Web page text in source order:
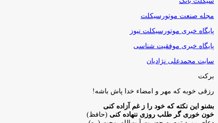
مجله صنعت موتورسیکلت
پایگاه خبری موتورسیکلت نیوز
پایگاه خبری موفقیت شناسی
سایت محمدعلی نژادیان
برکت
رزقی خوبه كه مهر و امضاء خدا پاش باشه!
بشنو این نکته که خود را ز غم آزاده کنی
خون خوری گر طلب روزی ننهاده کنی (حافظ)